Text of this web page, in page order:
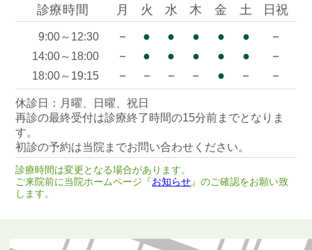
休診日：月曜、日曜、祝日
再診の最終受付は診療終了時間の15分前までとなりま
す。
初診の予約は当院までお問い合わせください。
診療時間 月 火 水 木 金 土 日祝
9:00～12:30 － ● ● ● ● ● －
14:00～18:00 － ● ● ● ● ● －
18:00～19:15 － － － － ● － －
診療時間は変更となる場合があります。
ご来院前に当院ホームページ『お知らせ 』のご確認をお願い致
します。